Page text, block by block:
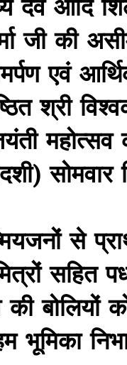
आदि
जी की
एवं
श्री
से
सहित
बोलियों